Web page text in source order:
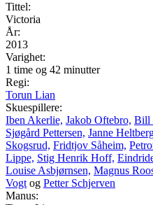
Tittel:
Victoria
År:
2013
Varighet:
1 time og 42 minutter
Regi:
Torun Lian
Skuespillere:
Iben Akerlie, Jakob Oftebro, Bill
Sjøgård Pettersen, Janne
Skogsrud, Fridtjov Såheim,
Lippe, Stig Henrik Hoff,
Louise Asbjørnsen, Magnus
Vogt og Petter Schjerven
Manus: